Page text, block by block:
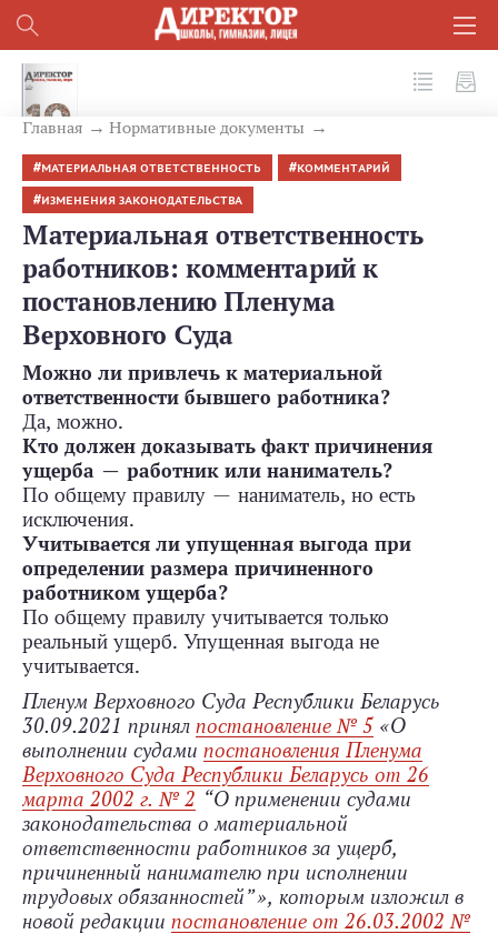
Главная Нормативные документы
МАТЕРИАЛЬНАЯ ОТВЕТСТВЕННОСТЬ КОММЕНТАРИЙ
ИЗМЕНЕНИЯ ЗАКОНОДАТЕЛЬСТВА
Материальная ответственность
работников: комментарий к
постановлению Пленума
Верховного Суда
Можно ли привлечь к материальной
ответственности бывшего работника?
Да, можно.
Кто должен доказывать факт причинения
ущерба — работник или наниматель?
По общему правилу — наниматель, но есть
исключения.
Учитывается ли упущенная выгода при
определении размера причиненного
работником ущерба?
По общему правилу учитывается только
реальный ущерб. Упущенная выгода не
учитывается.
Пленум Верховного Суда Республики Беларусь
30.09.2021 принял постановление № 5 «О
выполнении судами постановления Пленума
Верховного Суда Республики Беларусь от 26
марта 2002 г. № 2 “О применении судами
законодательства о материальной
ответственности работников за ущерб,
причиненный нанимателю при исполнении
трудовых обязанностей”», которым изложил в
новой редакции постановление от 26.03.2002 №